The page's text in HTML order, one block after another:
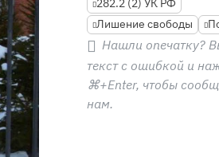
282.2 (2) УК РФ
Лишение свободы
Нашли опечатку?
текст с ошибкой и
⌘+Enter, чтобы
нам.